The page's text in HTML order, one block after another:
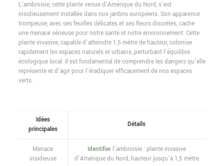
L’ambroisie, cette plante venue d’Amérique du Nord, s’est
insidieusement installée dans nos jardins européens. Son apparence
trompeuse, avec ses feuilles délicates et ses fleurs discrètes, cache
une menace sérieuse pour notre santé et notre environnement. Cette
plante invasive, capable d’atteindre 1,5 mètre de hauteur, colonise
rapidement les espaces naturels et urbains, perturbant l’équilibre
écologique local. Il est fondamental de comprendre les dangers qu’elle
représente et d’agir pour l’éradiquer efficacement de nos espaces
verts.
Idées
principales
Détails
Menace
insidieuse
Identifierl’ambroisie : plante invasive
d’Amérique du Nord, hauteur jusqu’à 1,5 mètre